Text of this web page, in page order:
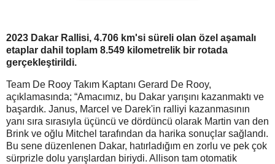
2023 Dakar Rallisi, 4.706 km'si süreli olan özel aşamalı
etaplar dahil toplam 8.549 kilometrelik bir rotada
gerçekleştirildi.
Team De Rooy Takım Kaptanı Gerard De Rooy,
açıklamasında; “Amacımız, bu Dakar yarışını kazanmaktı ve
başardık. Janus, Marcel ve Darek'in ralliyi kazanmasının
yanı sıra sırasıyla üçüncü ve dördüncü olarak Martin van den
Brink ve oğlu Mitchel tarafından da harika sonuçlar sağlandı.
Bu sene düzenlenen Dakar, hatırladığım en zorlu ve pek çok
sürprizle dolu yarışlardan biriydi. Allison tam otomatik